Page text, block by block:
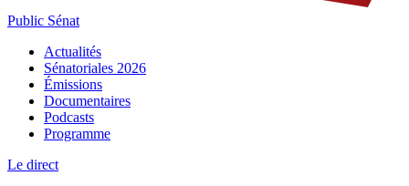
Public Sénat
Actualités
Sénatoriales 2026
Émissions
Documentaires
Podcasts
Programme
Le direct